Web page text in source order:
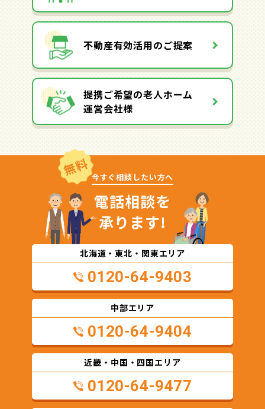
不動産有効活用のご提案
提携ご希望の老人ホーム
運営会社様
無料 今すぐ相談したい方へ
電話相談を
承ります!
北海道・東北・関東エリア
0120-64-9403
中部エリア
0120-64-9404
近畿・中国・四国エリア
0120-64-9477